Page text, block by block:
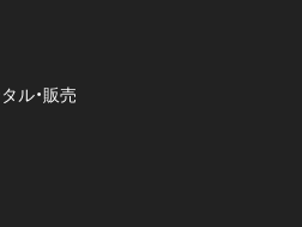
ル・販売